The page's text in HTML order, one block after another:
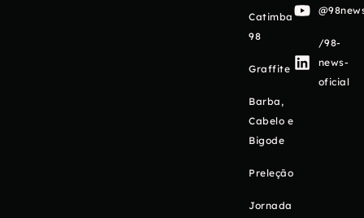
Catimba
98
Graffite
Barba,
Cabelo e
Bigode
Preleção
Jornada
/98-
news-
oficial